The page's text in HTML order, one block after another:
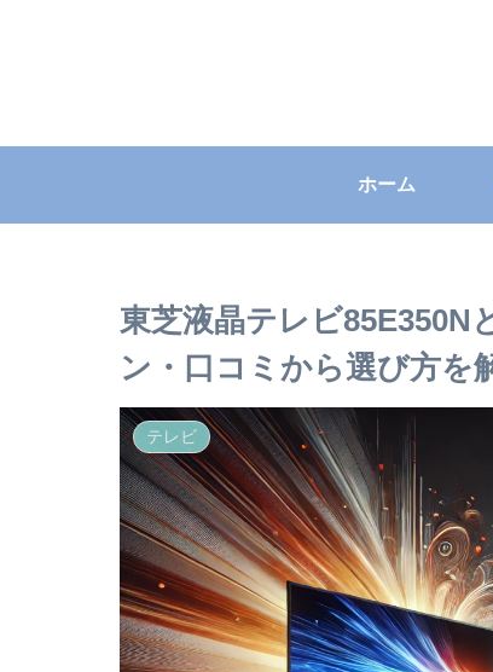
ホーム
東芝液晶テレビ85E350N
ン・口コミから選び方を
テレビ